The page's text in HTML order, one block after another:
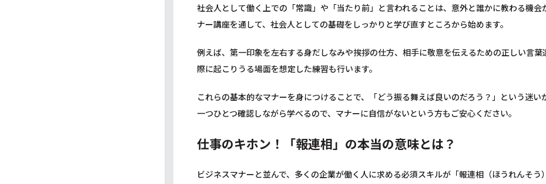
社会人として働く上での「常識」や「当たり前」と言われることは、意外と誰かに教わる機
ナー講座を通して、社会人としての基礎をしっかりと学び直すところから始めます。
例えば、第一印象を左右する身だしなみや挨拶の仕方、相手に敬意を伝えるための正しい言
際に起こりうる場面を想定した練習も行います。
これらの基本的なマナーを身につけることで、「どう振る舞えば良いのだろう？」という迷い
一つひとつ確認しながら学べるので、マナーに自信がないという方もご安心ください。
仕事のキホン！「報連相」の本当の意味とは？
ビジネスマナーと並んで、多くの企業が働く人に求める必須スキルが「報連相（ほうれんそ